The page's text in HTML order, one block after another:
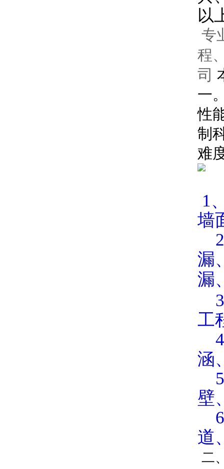
以
专
程
司
一
性
制
难
1
墙
2
漏
漏
3
工
4
涵
5
壁
6
道
二